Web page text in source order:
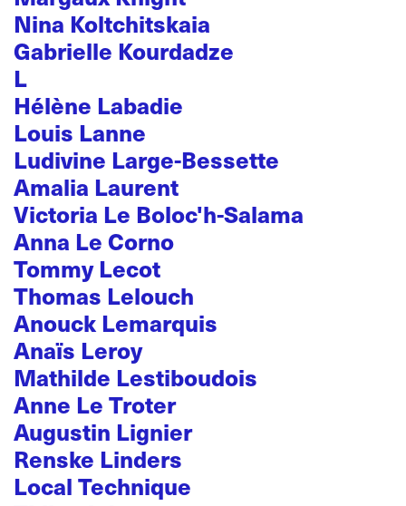
Nina Koltchitskaia
Gabrielle Kourdadze
L
Hélène Labadie
Louis Lanne
Ludivine Large-Bessette
Amalia Laurent
Victoria Le Boloc'h-Salama
Anna Le Corno
Tommy Lecot
Thomas Lelouch
Anouck Lemarquis
Anaïs Leroy
Mathilde Lestiboudois
Anne Le Troter
Augustin Lignier
Renske Linders
Local Technique